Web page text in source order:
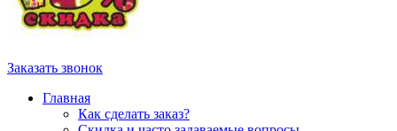
Заказать звонок
Главная
Как сделать заказ?